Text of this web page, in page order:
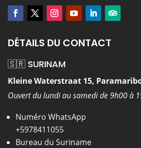
DÉTAILS DU CONTACT
🇸🇷 SURINAM
Kleine Waterstraat 15,
Ouvert du lundi au samedi de 9h00 à
Numéro WhatsApp
+5978411055
Bureau du Suriname